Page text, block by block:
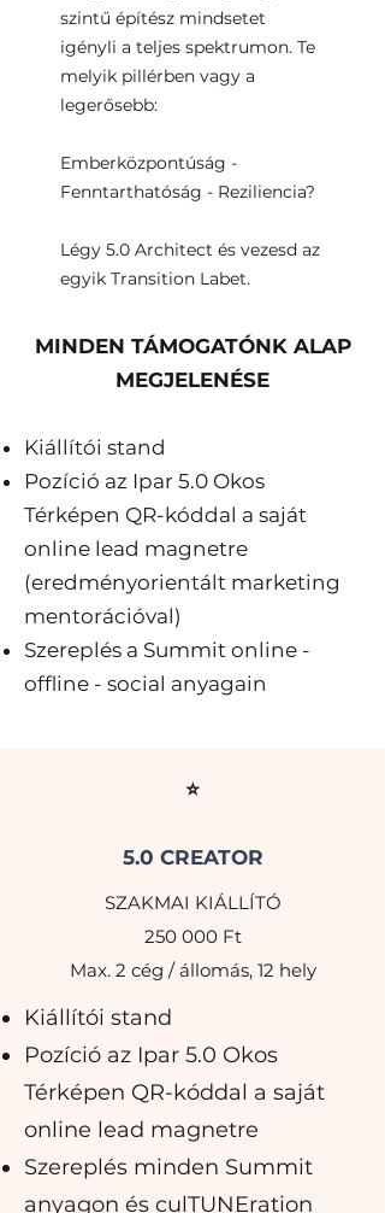
szintű építész mindsetet
igényli a teljes spektrumon. Te
melyik pillérben vagy a
legerősebb:
Emberközpontúság -
Fenntarthatóság - Reziliencia?
Légy 5.0 Architect és vezesd az
egyik Transition Labet.​
MINDEN TÁMOGATÓNK ALAP
MEGJELENÉSE
Kiállítói stand
Pozíció az Ipar 5.0 Okos
Térképen QR-kóddal a saját
online lead magnetre
(eredményorientált marketing
mentorációval)
Szereplés a Summit online -
offline - social anyagain
⭐
5.0 CREATOR
SZAKMAI KIÁLLÍTÓ
250 000 Ft
Max. 2 cég / állomás, 12 hely
Kiállítói stand
Pozíció az Ipar 5.0 Okos
Térképen QR-kóddal a saját
online lead magnetre
Szereplés minden Summit
anyagon és culTUNEration